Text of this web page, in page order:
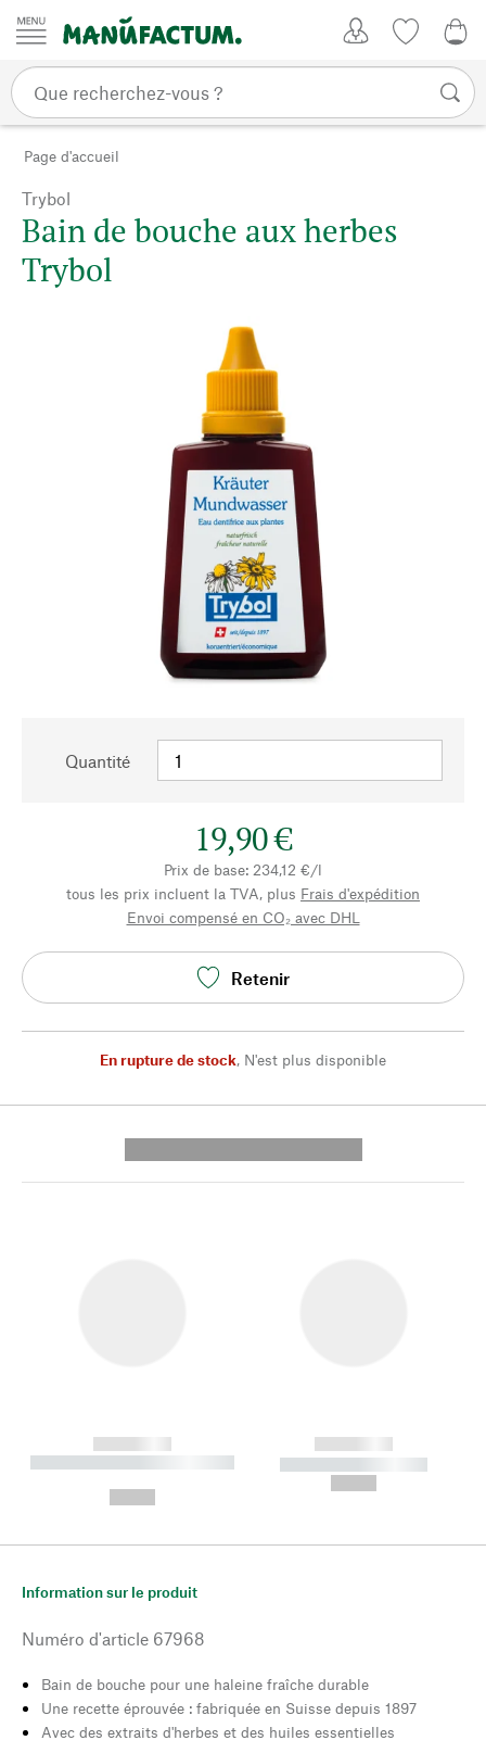
Passer au contenu
Page d'accueil
Trybol
Bain de bouche aux herbes
Trybol
Quantité
19,90 €
Prix de base: 234,12 €/l
tous les prix incluent la TVA, plus Frais d'expédition
Envoi compensé en CO₂ avec DHL
Retenir
En rupture de stock, N'est plus disponible
------------
----------- ----------- --------
------------
----------- -----------
Information sur le produit
Numéro d'article 67968
Bain de bouche pour une haleine fraîche durable
Une recette éprouvée : fabriquée en Suisse depuis 1897
Avec des extraits d'herbes et des huiles essentielles